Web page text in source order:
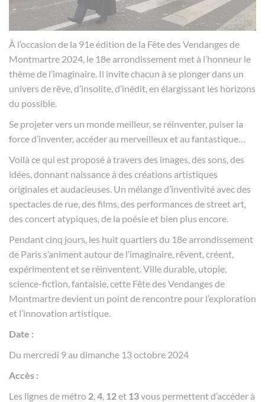
À l’occasion de la 91e édition de la Fête des Vendanges de
Montmartre 2024, le 18e arrondissement met à l’honneur le
thème de l’imaginaire. Il invite chacun à se plonger dans un
univers de rêve, d’insolite, d’inédit, en élargissant les horizons
du possible.
Se projeter vers un monde meilleur, se réinventer, puiser la
force d’inventer, accéder au merveilleux et au fantastique…
Voilà ce qui est proposé à travers des images, des sons, des
idées, donnant naissance à des créations artistiques
originales et audacieuses. Un mélange d’inventivité avec des
spectacles de rue, des films, des performances de street art,
des concert atypiques, de la poésie et bien plus encore.
Pendant cinq jours, les huit quartiers du 18e arrondissement
de Paris s’animent autour de l’imaginaire, rêvent, créent,
expérimentent et se réinventent. Ville durable, utopie,
science-fiction, fantaisie, cette Fête des Vendanges de
Montmartre devient un point de rencontre pour l’exploration
et l’innovation artistique.
Date :
Du mercredi 9 au dimanche 13 octobre 2024
Accès :
Les lignes de métro 2 4 12et 13vous permettent d’accéder à